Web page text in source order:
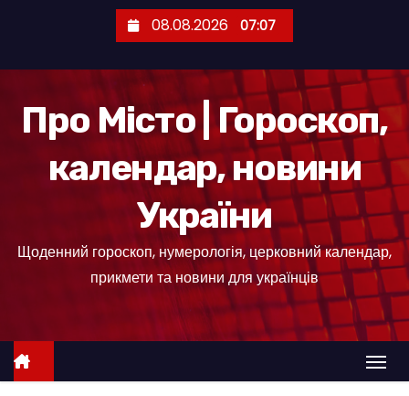
е
08.08.2026 07:07
Про Місто | Гороскоп,
календар, новини
України
Щоденний гороскоп, нумерологія, церковний календар,
прикмети та новини для українців